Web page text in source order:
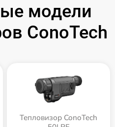
модели
ConoTech
Тепловизор ConoTech